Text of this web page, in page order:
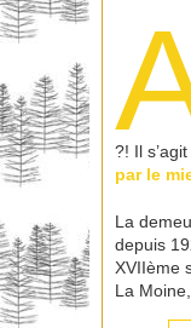
?! Il
par le
La
depuis
XVIIème
La